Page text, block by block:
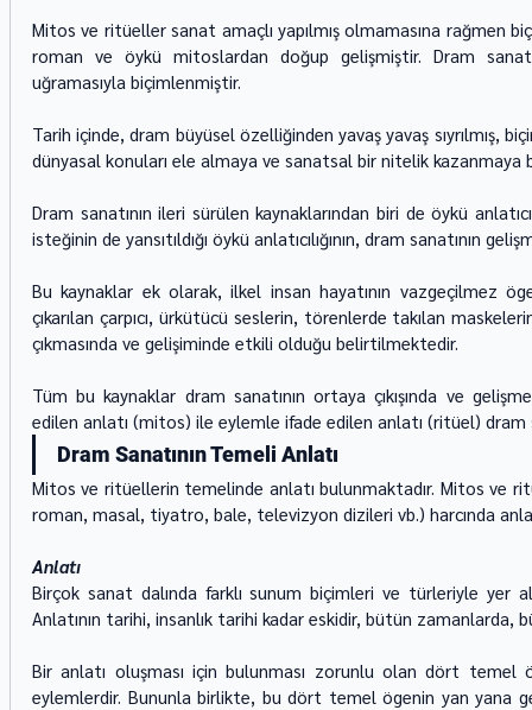
Mitos ve ritüeller sanat amaçlı yapılmış olmamasına rağmen
roman ve öykü mitoslardan doğup gelişmiştir. Dram
uğramasıyla biçimlenmiştir.
Tarih içinde, dram büyüsel özelliğinden yavaş yavaş sıyrılmış,
dünyasal konuları ele almaya ve sanatsal bir nitelik kazanmaya
Dram sanatının ileri sürülen kaynaklarından biri de öykü
isteğinin de yansıtıldığı öykü anlatıcılığının, dram sanatının
Bu kaynaklar ek olarak, ilkel insan hayatının vazgeçilmez
çıkarılan çarpıcı, ürkütücü seslerin, törenlerde takılan
çıkmasında ve gelişiminde etkili olduğu belirtilmektedir.
Tüm bu kaynaklar dram sanatının ortaya çıkışında ve
edilen anlatı (mitos) ile eylemle ifade edilen anlatı (ritüel) dram
Dram Sanatının Temeli Anlatı
Mitos ve ritüellerin temelinde anlatı bulunmaktadır. Mitos ve
roman, masal, tiyatro, bale, televizyon dizileri vb.) harcında
Anlatı
Birçok sanat dalında farklı sunum biçimleri ve türleriyle yer
Anlatının tarihi, insanlık tarihi kadar eskidir, bütün zamanlarda,
Bir anlatı oluşması için bulunması zorunlu olan dört temel
eylemlerdir. Bununla birlikte, bu dört temel ögenin yan yana